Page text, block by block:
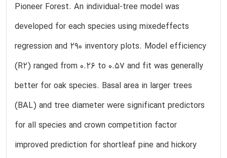
Pioneer Forest. An individual-tree model was
developed for each species using mixedeffects
regression and 290 inventory plots. Model efficiency
(R2) ranged from 0.26 to 0.57 and fit was generally
better for oak species. Basal area in larger trees
(BAL) and tree diameter were significant predictors
for all species and crown competition factor
improved prediction for shortleaf pine and hickory